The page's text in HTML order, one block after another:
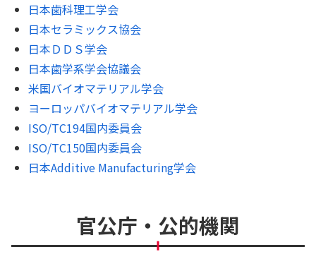
日本歯科理工学会
日本セラミックス協会
日本ＤＤＳ学会
日本歯学系学会協議会
米国バイオマテリアル学会
ヨーロッパバイオマテリアル学会
ISO/TC194国内委員会
ISO/TC150国内委員会
日本Additive Manufacturing学会
官公庁・公的機関